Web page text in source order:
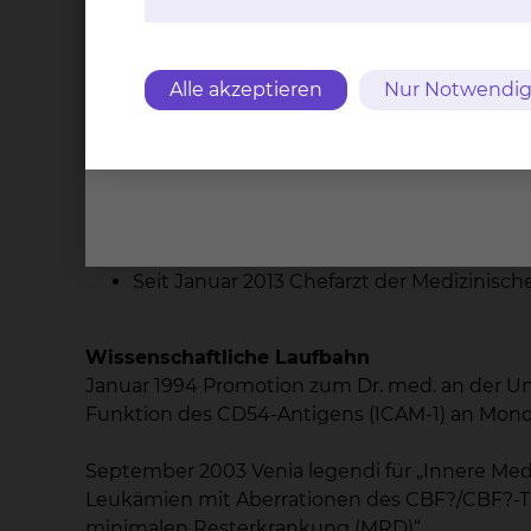
Hannover
Mai 2006 Kurse „Business Basics“ und
Oktober 2007 Anerkennung für das
Seit Januar 2013 Chefarzt der
Wissenschaftliche Laufbahn
Januar 1994 Promotion zum Dr. med. an der
Funktion des CD54-Antigens (ICAM-1) an
September 2003 Venia legendi für „Innere
Leukämien mit Aberrationen des CBF?/
Alle akzeptieren Nur